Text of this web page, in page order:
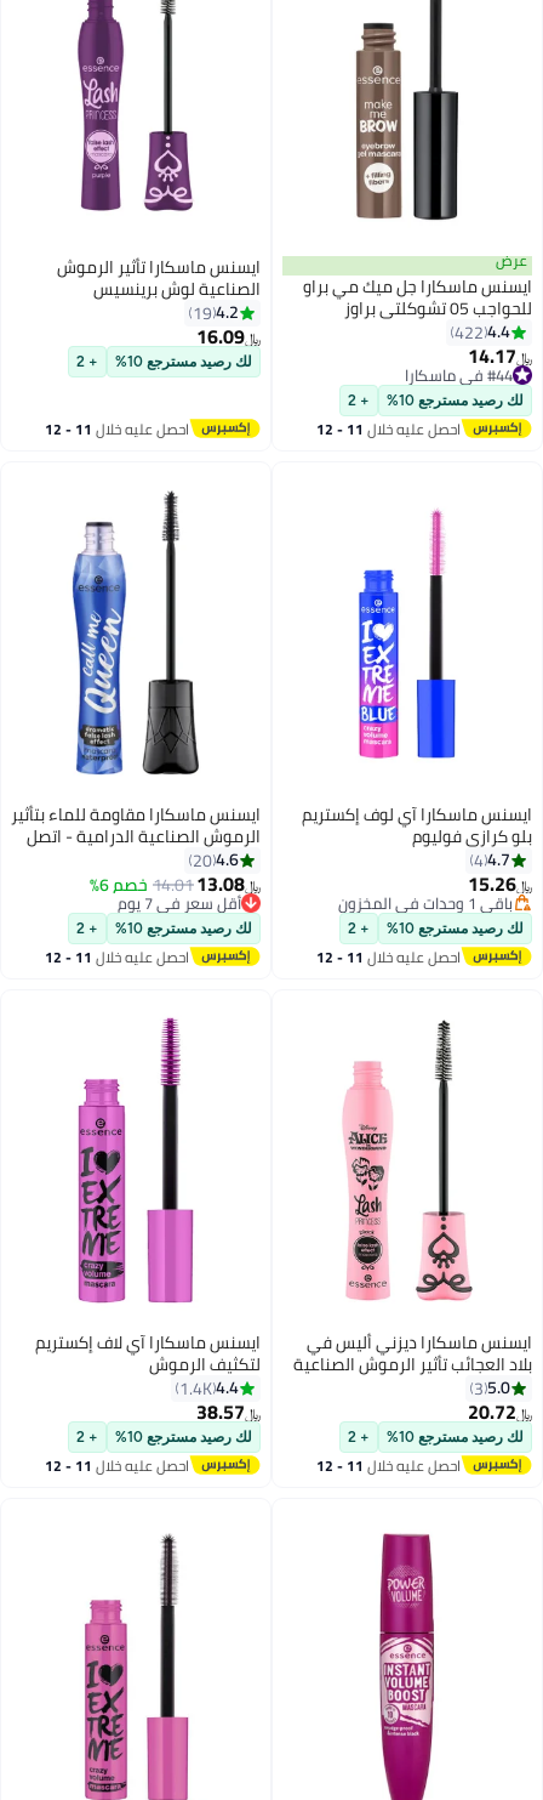
3
عرض
ايسنس ماسكارا جل ميك مي براو
للحواجب 05 تشوكلتي براوز
4.4
422
﷼‏14.17
#44 في ماسكارا
#44 في ماسكارا
لك رصيد مسترجع 10% + 2
احصل عليه خلال 11 - 12
ايسنس ماسكارا تأثير الرموش
الصناعية لوش برينسيس
4.2
19
﷼‏16.09
لك رصيد مسترجع 10% + 2
احصل عليه خلال 11 - 12
ايسنس ماسكارا آي لوف إكستريم
بلو كرازي فوليوم
4.7
4
﷼‏15.26
باقي 1 وحدات في المخزون
باقي 1 وحدات في المخزون
لك رصيد مسترجع 10% + 2
احصل عليه خلال 11 - 12
ايسنس ماسكارا مقاومة للماء بتأثير
الرموش الصناعية الدرامية - اتصل
بي ملكة
4.6
20
﷼‏13.08
14.01خصم 6%
أقل سعر في 7 يوم
أقل سعر في 7 يوم
لك رصيد مسترجع 10% + 2
احصل عليه خلال 11 - 12
ايسنس ماسكارا ديزني أليس في
بلاد العجائب تأثير الرموش الصناعية
برنسيس 01
5.0
3
﷼‏20.72
لك رصيد مسترجع 10% + 2
احصل عليه خلال 11 - 12
6
ايسنس ماسكارا آي لاف إكستريم
لتكثيف الرموش
4.4
1.4K
﷼‏38.57
لك رصيد مسترجع 10% + 2
احصل عليه خلال 11 - 12